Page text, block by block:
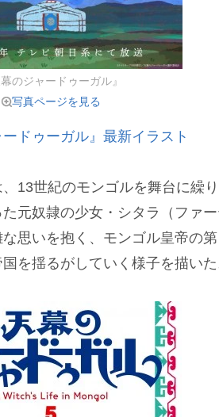
のジャードゥーガル』
写真ページを見る
ドゥーガル』最新イラスト
13世紀のモンゴルを舞台に繰
元奴隷の少女・シタラ（ファー
思いを抱く、モンゴル皇帝の
を揺るがしていく様子を描いた